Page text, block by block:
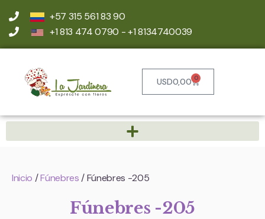
+57 315 561 83 90
+1 813 474 0790 - +1 8134740039
USD0,00 0
Inicio /Fúnebres / Fúnebres -205
Fúnebres -205